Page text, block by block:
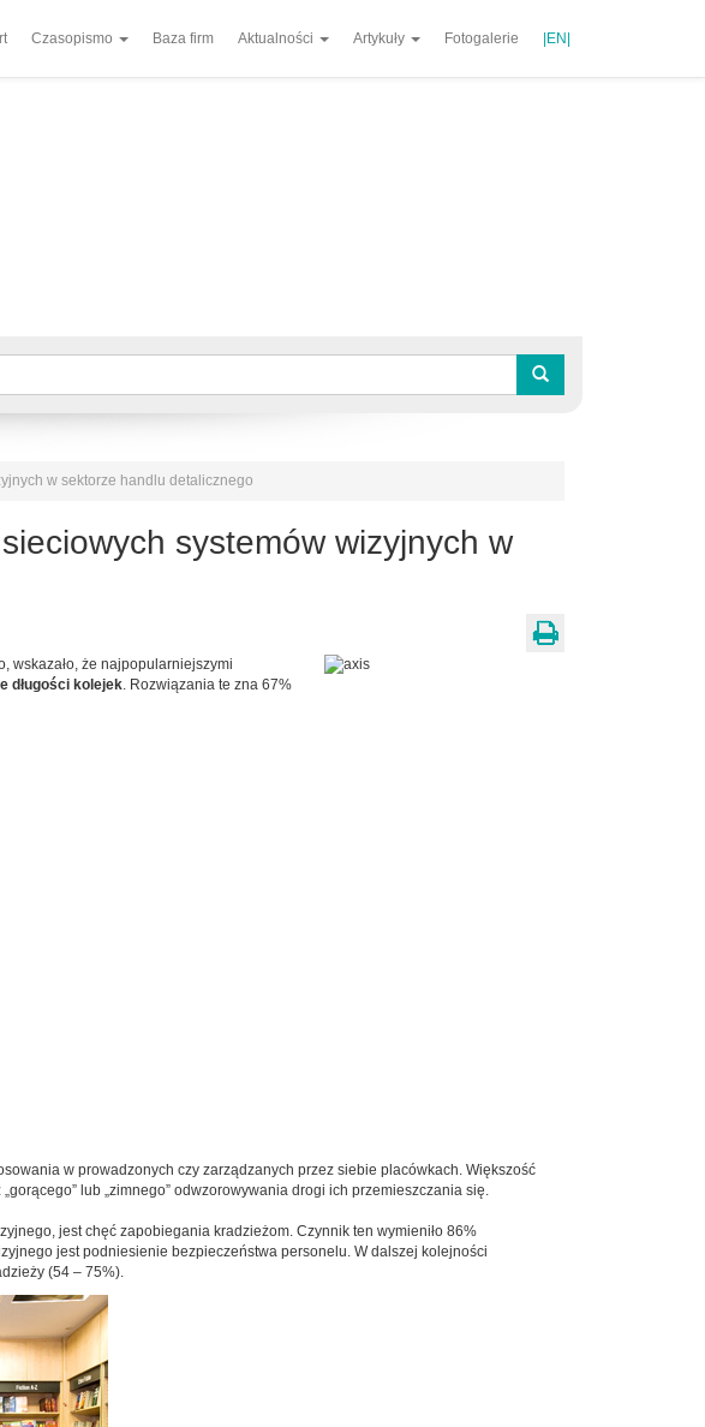
Czasopismo Baza firm Aktualności Artykuły Fotogalerie |EN|
w sektorze handlu detalicznego
systemów wizyjnych w
wskazało, że najpopularniejszymi
długości kolejek. Rozwiązania te zna 67%
w prowadzonych czy zarządzanych przez siebie placówkach. Większość
lub „zimnego” odwzorowywania drogi ich przemieszczania się.
jest chęć zapobiegania kradzieżom. Czynnik ten wymieniło 86%
jest podniesienie bezpieczeństwa personelu. W dalszej kolejności
(54 – 75%).